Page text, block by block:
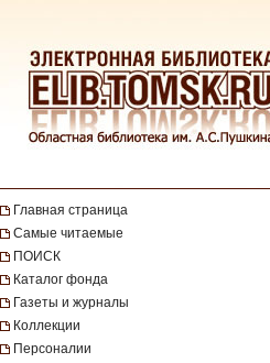
Главная страница
Самые читаемые
ПОИСК
Каталог фонда
Газеты и журналы
Коллекции
Персоналии